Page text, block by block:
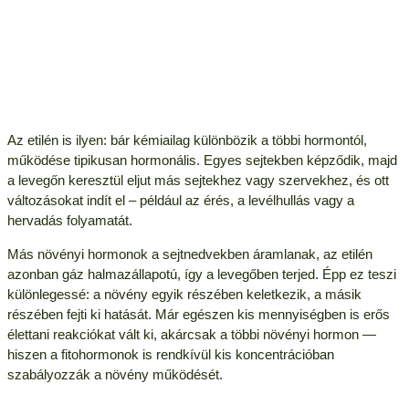
Az etilén is ilyen: bár kémiailag különbözik a többi hormontól,
működése tipikusan hormonális. Egyes sejtekben képződik, majd
a levegőn keresztül eljut más sejtekhez vagy szervekhez, és ott
változásokat indít el – például az érés, a levélhullás vagy a
hervadás folyamatát.
Más növényi hormonok a sejtnedvekben áramlanak, az etilén
azonban gáz halmazállapotú, így a levegőben terjed. Épp ez teszi
különlegessé: a növény egyik részében keletkezik, a másik
részében fejti ki hatását. Már egészen kis mennyiségben is erős
élettani reakciókat vált ki, akárcsak a többi növényi hormon —
hiszen a fitohormonok is rendkívül kis koncentrációban
szabályozzák a növény működését.